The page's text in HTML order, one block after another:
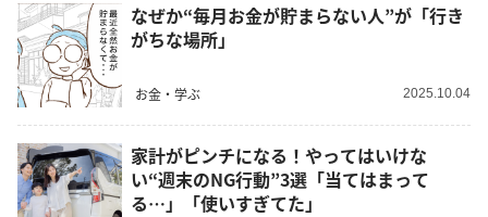
なぜか“毎月お金が貯まらない人”が「行き
がちな場所」
お金・学ぶ 2025.10.04
家計がピンチになる！やってはいけな
い“週末のNG行動”3選「当てはまって
る…」「使いすぎてた」